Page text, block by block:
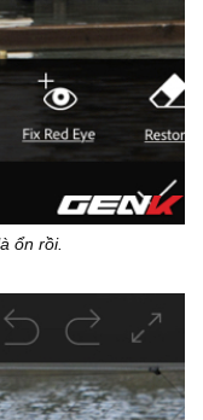
ổn rồi.​